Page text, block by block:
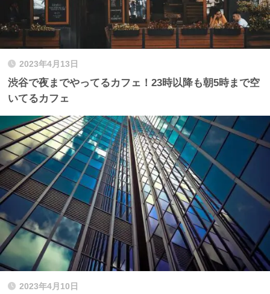
2023年4月13日
渋谷で夜までやってるカフェ！23時以降も朝5時まで空
いてるカフェ
2023年4月10日